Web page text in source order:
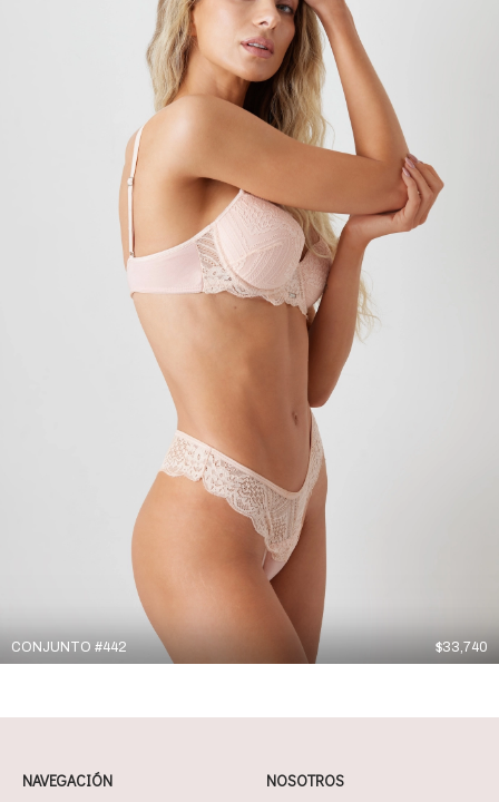
CONJUNTO #442 $33,740
NAVEGACIÓN
NOSOTROS